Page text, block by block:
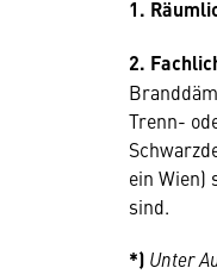
1.
2.
Trenn-
ein Wien)
sind.
*) Unter